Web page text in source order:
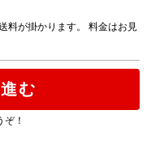
料が掛かります。 料金はお見
む
！